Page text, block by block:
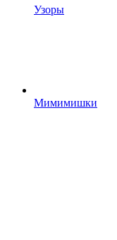
Узоры
Мимимишки